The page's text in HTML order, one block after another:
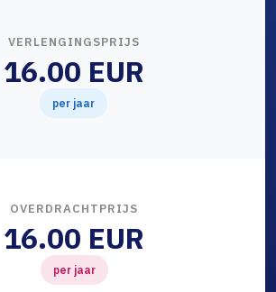
VERLENGINGSPRIJS
16.00 EUR
per jaar
OVERDRACHTPRIJS
16.00 EUR
per jaar